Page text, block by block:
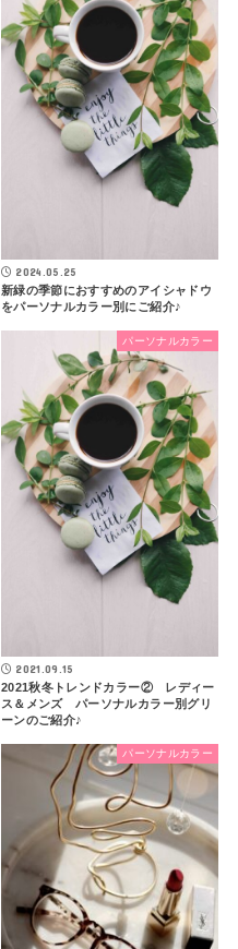
2024.05.25
新緑の季節におすすめのアイシャドウ
をパーソナルカラー別にご紹介♪
パーソナルカラー
2021.09.15
2021秋冬トレンドカラー② レディー
ス＆メンズ パーソナルカラー別グリ
ーンのご紹介♪
パーソナルカラー